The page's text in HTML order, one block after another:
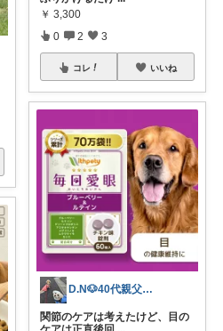
￥ 3,300
0 2 3
コレ いいね
D.N🐶40代親父の愛犬との暮らし
関節のケアは考えたけど、目の